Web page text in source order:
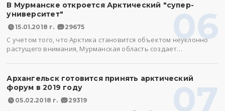
06
В Мурманске откроется Арктический "супер-
университет"
15.01.2018 г. 29675
С учетом того, что Арктика становится объектом неуклонно
растущего внимания, Мурманская область создает…
07
Архангельск готовится принять арктический
форум в 2019 году
05.02.2018 г. 29319